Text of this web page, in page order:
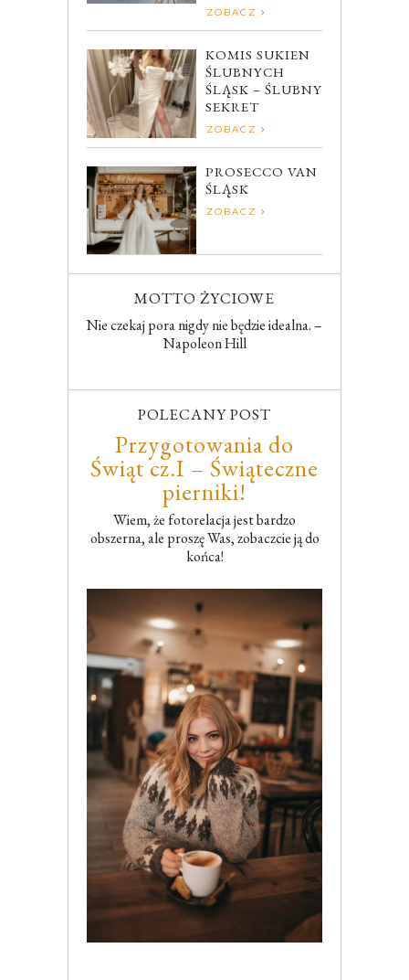
ZOBACZ
KOMIS SUKIEN
ŚLUBNYCH
ŚLĄSK – ŚLUBNY
SEKRET
ZOBACZ
PROSECCO VAN
ŚLĄSK
ZOBACZ
MOTTO ŻYCIOWE
Nie czekaj pora nigdy nie będzie idealna. –
Napoleon Hill
POLECANY POST
Przygotowania do
Świąt cz.I – Świąteczne
pierniki!
Wiem, że fotorelacja jest bardzo
obszerna, ale proszę Was, zobaczcie ją do
końca!